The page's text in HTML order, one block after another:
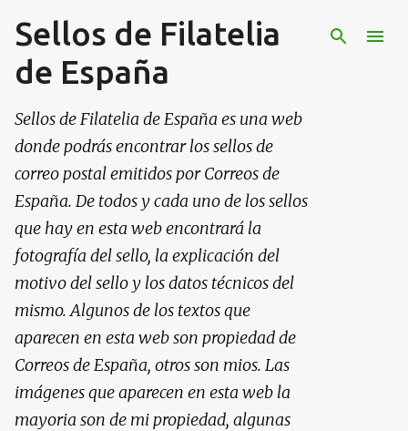
Ir al contenido principal
Sellos de Filatelia
de España
Sellos de Filatelia de España es una web
donde podrás encontrar los sellos de
correo postal emitidos por Correos de
España. De todos y cada uno de los sellos
que hay en esta web encontrará la
fotografía del sello, la explicación del
motivo del sello y los datos técnicos del
mismo. Algunos de los textos que
aparecen en esta web son propiedad de
Correos de España, otros son mios. Las
imágenes que aparecen en esta web la
mayoria son de mi propiedad, algunas